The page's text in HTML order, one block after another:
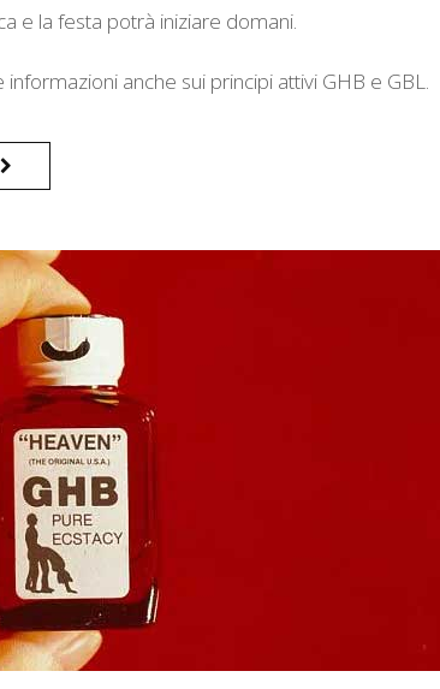
e la festa potrà iniziare domani.
anche sui principi attivi GHB e GBL.